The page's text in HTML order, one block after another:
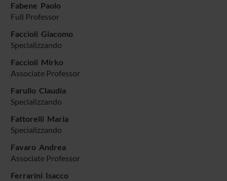
Fabene Paolo
Full Professor
Faccioli Giacomo
Specializzando
Faccioli Mirko
Associate Professor
Farullo Claudia
Specializzando
Fattorelli Maria
Specializzando
Favaro Andrea
Associate Professor
Ferrarini Isacco